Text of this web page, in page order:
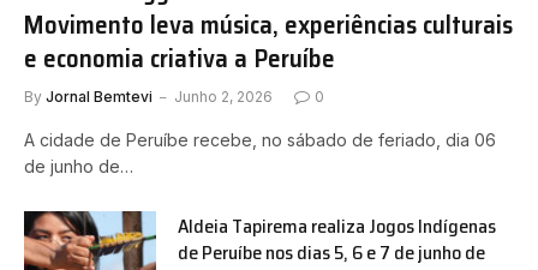
Movimento leva música, experiências culturais
e economia criativa a Peruíbe
By Jornal Bemtevi Junho 2, 2026 0
A cidade de Peruíbe recebe, no sábado de feriado, dia 06
de junho de…
Aldeia Tapirema realiza Jogos Indígenas
de Peruíbe nos dias 5, 6 e 7 de junho de